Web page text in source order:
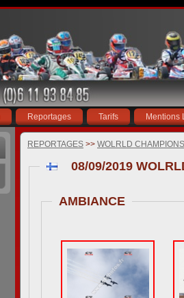
Reportages Tarifs Mentions
REPORTAGES >> WOLRLD
08/09/2019
AMBIANCE